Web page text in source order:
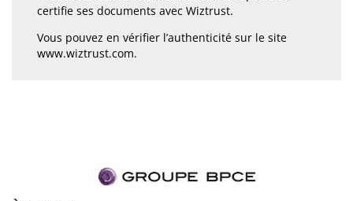
certifie ses documents avec Wiztrust.
Vous pouvez en vérifier l’authenticité sur le site
www.wiztrust.com.